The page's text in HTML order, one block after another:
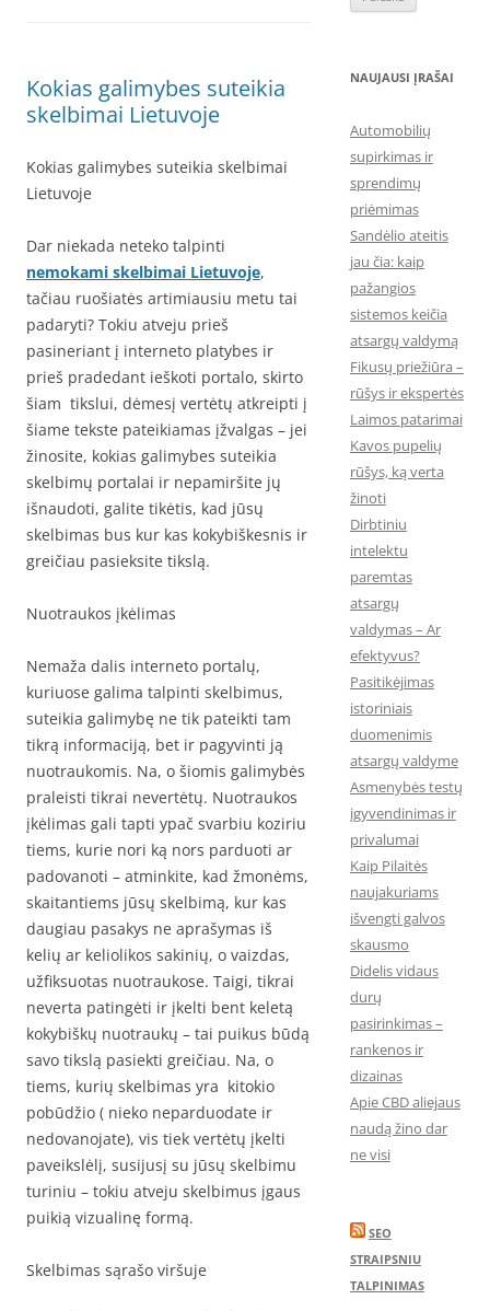
Kokias galimybes suteikia
skelbimai Lietuvoje
Kokias galimybes suteikia skelbimai
Lietuvoje
Dar niekada neteko talpinti
nemokami skelbimai Lietuvoje,
tačiau ruošiatės artimiausiu metu tai
padaryti? Tokiu atveju prieš
pasineriant į interneto platybes ir
prieš pradedant ieškoti portalo, skirto
šiam tikslui, dėmesį vertėtų atkreipti į
šiame tekste pateikiamas įžvalgas – jei
žinosite, kokias galimybes suteikia
skelbimų portalai ir nepamiršite jų
išnaudoti, galite tikėtis, kad jūsų
skelbimas bus kur kas kokybiškesnis ir
greičiau pasieksite tikslą.
Nuotraukos įkėlimas
Nemaža dalis interneto portalų,
kuriuose galima talpinti skelbimus,
suteikia galimybę ne tik pateikti tam
tikrą informaciją, bet ir pagyvinti ją
nuotraukomis. Na, o šiomis galimybės
praleisti tikrai nevertėtų. Nuotraukos
įkėlimas gali tapti ypač svarbiu koziriu
tiems, kurie nori ką nors parduoti ar
padovanoti – atminkite, kad žmonėms,
skaitantiems jūsų skelbimą, kur kas
daugiau pasakys ne aprašymas iš
kelių ar keliolikos sakinių, o vaizdas,
užfiksuotas nuotraukose. Taigi, tikrai
neverta patingėti ir įkelti bent keletą
kokybiškų nuotraukų – tai puikus būdą
savo tikslą pasiekti greičiau. Na, o
tiems, kurių skelbimas yra kitokio
pobūdžio ( nieko neparduodate ir
nedovanojate), vis tiek vertėtų įkelti
paveikslėlį, susijusį su jūsų skelbimu
turiniu – tokiu atveju skelbimus įgaus
puikią vizualinę formą.
Skelbimas sąrašo viršuje
NAUJAUSI ĮRAŠAI
Automobilių
supirkimas ir
sprendimų
priėmimas
Sandėlio ateitis
jau čia: kaip
pažangios
sistemos keičia
atsargų valdymą
Fikusų priežiūra –
rūšys ir ekspertės
Laimos patarimai
Kavos pupelių
rūšys, ką verta
žinoti
Dirbtiniu
intelektu
paremtas
atsargų
valdymas – Ar
efektyvus?
Pasitikėjimas
istoriniais
duomenimis
atsargų valdyme
Asmenybės testų
įgyvendinimas ir
privalumai
Kaip Pilaitės
naujakuriams
išvengti galvos
skausmo
Didelis vidaus
durų
pasirinkimas –
rankenos ir
dizainas
Apie CBD aliejaus
naudą žino dar
ne visi
SEO
STRAIPSNIU
TALPINIMAS